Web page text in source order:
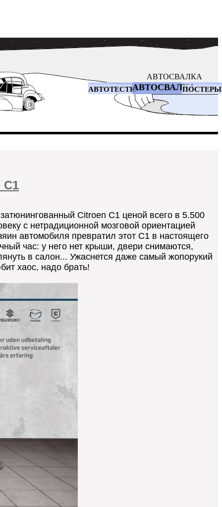
АВТОСВАЛКА
АВТОТЕСТЫАВТОСВАЛКАПОСТЕРЫ
Citroen C1 ценой всего в 5.500
с нетрадиционной мозговой ориентацией
автомобиля превратил этот C1 в настоящего
час: у него нет крыши, двери снимаются,
в салон... Ужаснется даже самый жопорукий
хаос, надо брать!